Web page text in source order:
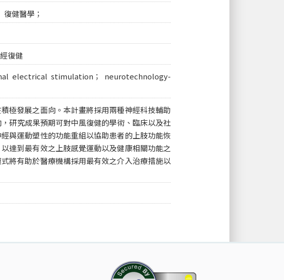
復健醫學；
復健
electrical stimulation； neurotechnology-
極發展之面向。本計畫將採用兩種神經科技輔助
研究成果預期可對中風復健的學術、臨床以及社
與運動塑性的功能重組以協助患者的上肢功能恢
達到最有效之上肢感覺運動以及健康相關功能之
將有助於醫療機構採用最有效之介入治療措施以